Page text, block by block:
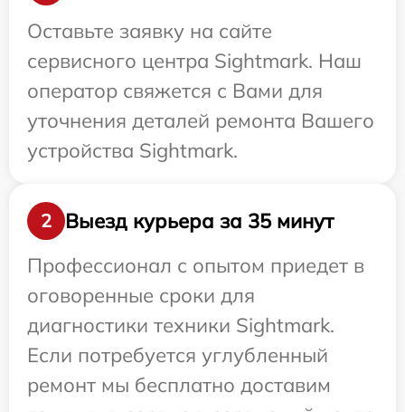
Оставьте заявку на сайте
сервисного центра Sightmark. Наш
оператор свяжется с Вами для
уточнения деталей ремонта Вашего
устройства Sightmark.
2
Выезд курьера за 35 минут
Профессионал с опытом приедет в
оговоренные сроки для
диагностики техники Sightmark.
Если потребуется углубленный
ремонт мы бесплатно доставим